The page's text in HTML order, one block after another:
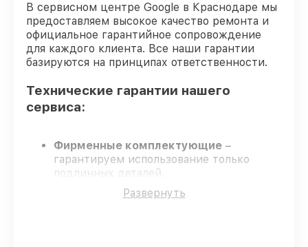
В сервисном центре Google в Краснодаре мы
предоставляем высокое качество ремонта и
официальное гарантийное сопровождение
для каждого клиента. Все наши гарантии
базируются на принципах ответственности.
Технические гарантии нашего
сервиса:
Фирменные комплектующие –
гарантируем использование только
подлинных деталей.
Квалифицированные инженеры
каждого сотрудника проверенная
Развернуть